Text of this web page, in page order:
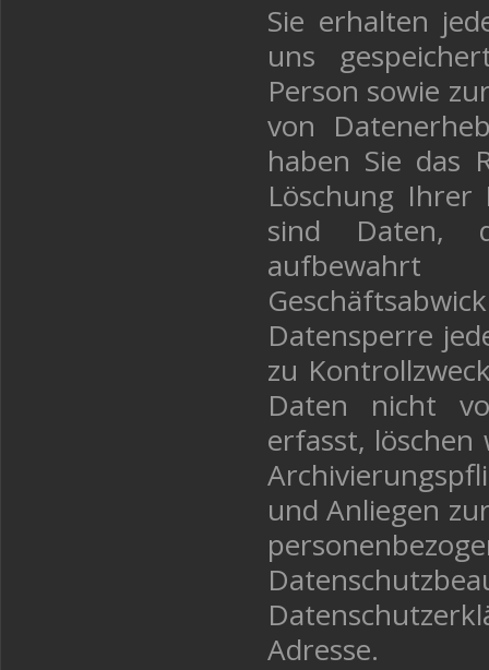
Sie erhalten
uns
Person sowie
von
haben Sie das
Löschung Ihrer
sind Daten,
Datensperre
zu
Daten nicht
erfasst,
und Anliegen
Adresse.